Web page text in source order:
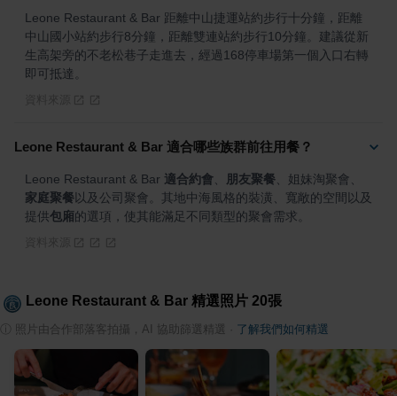
Leone Restaurant & Bar 距離中山捷運站約步行十分鐘，距離
中山國小站約步行8分鐘，距離雙連站約步行10分鐘。建議從新
生高架旁的不老松巷子走進去，經過168停車場第一個入口右轉
即可抵達。
Leone Restaurant & Bar 適合哪些族群前往用餐？
Leone Restaurant & Bar 適合約會 朋友聚餐 、姐妹淘聚會、
家庭聚餐以及公司聚會。其地中海風格的裝潢、寬敞的空間以及
提供包廂的選項，使其能滿足不同類型的聚會需求。
Leone Restaurant & Bar 精選照片 20張
照片由合作部落客拍攝，AI 協助篩選精選 了解我們如何精選